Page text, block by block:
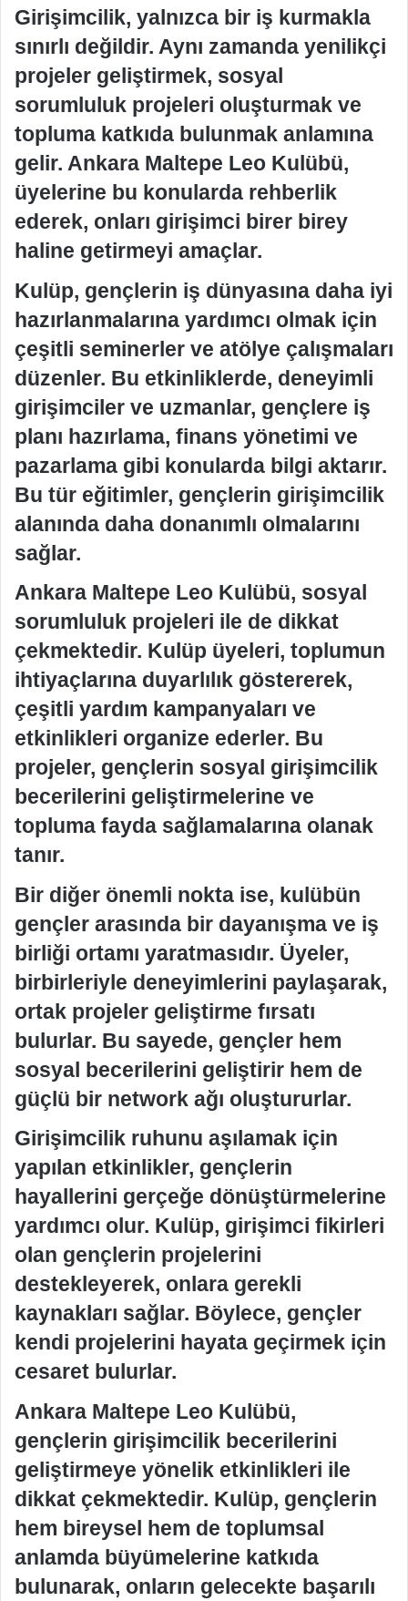
Girişimcilik, yalnızca bir iş kurmakla
sınırlı değildir. Aynı zamanda yenilikçi
projeler geliştirmek, sosyal
sorumluluk projeleri oluşturmak ve
topluma katkıda bulunmak anlamına
gelir. Ankara Maltepe Leo Kulübü,
üyelerine bu konularda rehberlik
ederek, onları girişimci birer birey
haline getirmeyi amaçlar.
Kulüp, gençlerin iş dünyasına daha iyi
hazırlanmalarına yardımcı olmak için
çeşitli seminerler ve atölye çalışmaları
düzenler. Bu etkinliklerde, deneyimli
girişimciler ve uzmanlar, gençlere iş
planı hazırlama, finans yönetimi ve
pazarlama gibi konularda bilgi aktarır.
Bu tür eğitimler, gençlerin girişimcilik
alanında daha donanımlı olmalarını
sağlar.
Ankara Maltepe Leo Kulübü, sosyal
sorumluluk projeleri ile de dikkat
çekmektedir. Kulüp üyeleri, toplumun
ihtiyaçlarına duyarlılık göstererek,
çeşitli yardım kampanyaları ve
etkinlikleri organize ederler. Bu
projeler, gençlerin sosyal girişimcilik
becerilerini geliştirmelerine ve
topluma fayda sağlamalarına olanak
tanır.
Bir diğer önemli nokta ise, kulübün
gençler arasında bir dayanışma ve iş
birliği ortamı yaratmasıdır. Üyeler,
birbirleriyle deneyimlerini paylaşarak,
ortak projeler geliştirme fırsatı
bulurlar. Bu sayede, gençler hem
sosyal becerilerini geliştirir hem de
güçlü bir network ağı oluştururlar.
Girişimcilik ruhunu aşılamak için
yapılan etkinlikler, gençlerin
hayallerini gerçeğe dönüştürmelerine
yardımcı olur. Kulüp, girişimci fikirleri
olan gençlerin projelerini
destekleyerek, onlara gerekli
kaynakları sağlar. Böylece, gençler
kendi projelerini hayata geçirmek için
cesaret bulurlar.
Ankara Maltepe Leo Kulübü,
gençlerin girişimcilik becerilerini
geliştirmeye yönelik etkinlikleri ile
dikkat çekmektedir. Kulüp, gençlerin
hem bireysel hem de toplumsal
anlamda büyümelerine katkıda
bulunarak, onların gelecekte başarılı